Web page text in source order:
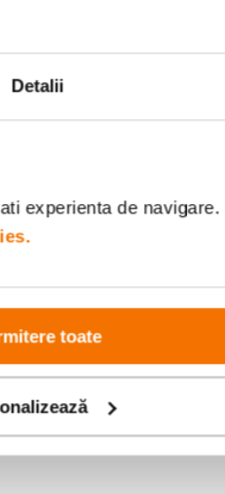
Detalii
experienta de
toate
Samyang 85mm
Sony VDSLR - Cine
- RS125005932-1
38 lei
1.68483 lei